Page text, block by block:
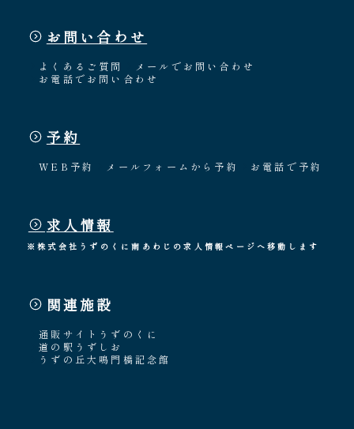
お問い合わせ
よくあるご質問
メールでお問い合わせ
お電話でお問い合わせ
予約
WEB予約 メールフォームから予約 お電話で予約
求人情報
※株式会社うずのくに南あわじの求人情報ページへ移動します
関連施設
通販サイトうずのくに
道の駅うずしお
うずの丘大鳴門橋記念館